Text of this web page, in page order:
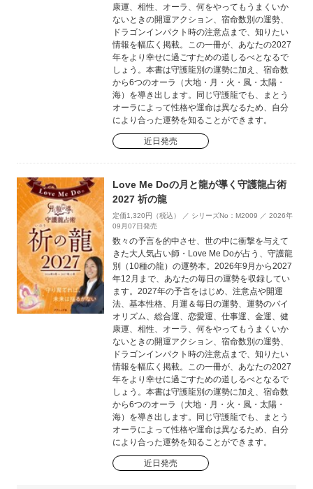
康運、相性、オーラ、何をやってもうまくいか
ないときの開運アクション、宿命数別の運勢、
ドラゴンインパクト時の注意点まで、知りたい
情報を幅広く掲載。この一冊が、あなたの2027
年をより幸せに過ごすための道しるべとなるで
しょう。本書は守護龍別の運勢に加え、宿命数
から6つのオーラ（大地・月・火・風・太陽・
海）を導き出します。同じ守護龍でも、まとう
オーラによって性格や運命は異なるため、自分
により合った運勢を知ることができます。
近日発売
Love Me Doの月と龍が導く守護龍占術
2027 祈の龍
定価1,320円（税込） ／ シリーズNo：M2009 ／ 2026年
09月07日発売
数々の予言を的中させ、世の中に衝撃を与えて
きた大人気占い師・Love Me Doが占う、守護龍
別（10種の龍）の運勢本。2026年9月から2027
年12月まで、あなたの毎日の運勢を収録してい
ます。2027年の予言をはじめ、注意点や開運
法、基本性格、月運＆毎日の運勢、運勢のバイ
オリズム、総合運、恋愛運、仕事運、金運、健
康運、相性、オーラ、何をやってもうまくいか
ないときの開運アクション、宿命数別の運勢、
ドラゴンインパクト時の注意点まで、知りたい
情報を幅広く掲載。この一冊が、あなたの2027
年をより幸せに過ごすための道しるべとなるで
しょう。本書は守護龍別の運勢に加え、宿命数
から6つのオーラ（大地・月・火・風・太陽・
海）を導き出します。同じ守護龍でも、まとう
オーラによって性格や運命は異なるため、自分
により合った運勢を知ることができます。
近日発売